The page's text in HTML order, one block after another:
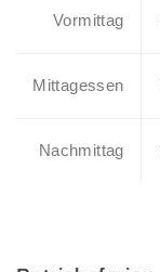
Vormittag
Mittagessen
Nachmittag